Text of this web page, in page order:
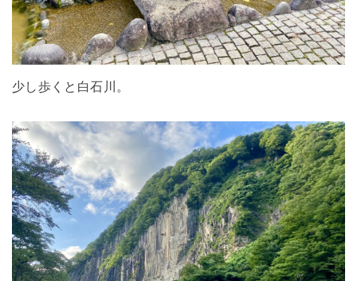
少し歩くと白石川。